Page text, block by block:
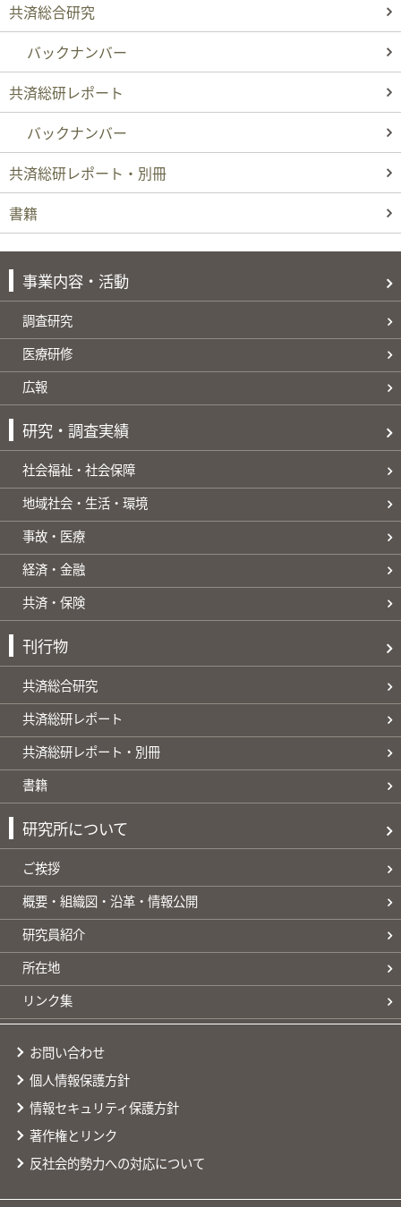
共済総合研究
バックナンバー
共済総研レポート
バックナンバー
共済総研レポート・別冊
書籍
事業内容・活動
調査研究
医療研修
広報
研究・調査実績
社会福祉・社会保障
地域社会・生活・環境
事故・医療
経済・金融
共済・保険
刊行物
共済総合研究
共済総研レポート
共済総研レポート・別冊
書籍
研究所について
ご挨拶
概要・組織図・沿革・情報公開
研究員紹介
所在地
リンク集
お問い合わせ
個人情報保護方針
情報セキュリティ保護方針
著作権とリンク
反社会的勢力への対応について